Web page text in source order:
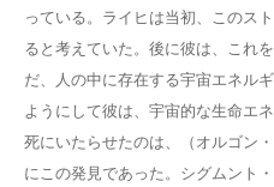
っている。ライヒは当初、このス
ると考えていた。後に彼は、これ
だ、人の中に存在する宇宙エネル
ようにして彼は、宇宙的な生命エ
死にいたらせたのは、（オルゴン
にこの発見であった。シグムント